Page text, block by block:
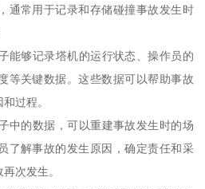
通常用于记录和存储碰撞事故发生时
能够记录塔机的运行状态、操作员的
等关键数据。这些数据可以帮助事故
过程。
中的数据，可以重建事故发生时的场
了解事故的发生原因，确定责任和采
次发生。